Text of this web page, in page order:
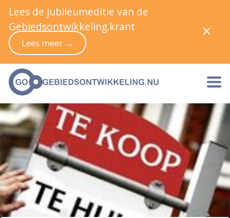
Lees de jubileumeditie van de
Gebiedsontwikkeling.krant
Lees meer →